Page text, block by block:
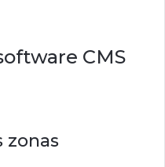
CMS
zonas